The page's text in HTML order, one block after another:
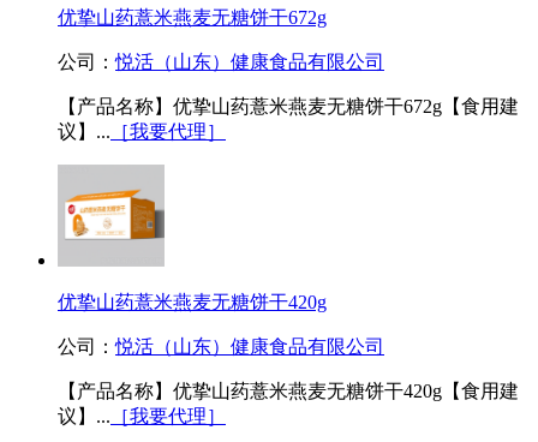
优挚山药薏米燕麦无糖饼干672g
公司：悦活（山东）健康食品有限公司
【产品名称】优挚山药薏米燕麦无糖饼干672g【食用建
议】... ［我要代理］
优挚山药薏米燕麦无糖饼干420g
公司：悦活（山东）健康食品有限公司
【产品名称】优挚山药薏米燕麦无糖饼干420g【食用建
议】... ［我要代理］